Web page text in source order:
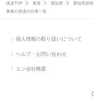
派遣TOP 東海 愛知県 愛知県碧
事務の派遣の仕事一覧
個人情報の取り扱いについて
ヘルプ・お問い合わせ
エン会社概要